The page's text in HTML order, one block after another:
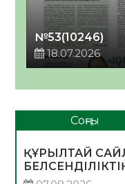
№53(10246)
18.07.2026
Соңғы
ҚҰРЫЛТАЙ